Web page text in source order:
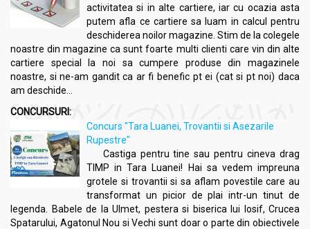
activitatea si in alte cartiere, iar cu ocazia asta
putem afla ce cartiere sa luam in calcul pentru
deschiderea noilor magazine. Stim de la colegele
noastre din magazine ca sunt foarte multi clienti care vin din alte
cartiere special la noi sa cumpere produse din magazinele
noastre, si ne-am gandit ca ar fi benefic pt ei (cat si pt noi) daca
am deschide...
CONCURSURI:
Concurs "Tara Luanei, Trovantii si Asezarile
Rupestre"
Castiga pentru tine sau pentru cineva drag
TIMP in Tara Luanei! Hai sa vedem impreuna
grotele si trovantii si sa aflam povestile care au
transformat un picior de plai intr-un tinut de
legenda. Babele de la Ulmet, pestera si biserica lui Iosif, Crucea
Spatarului, Agatonul Nou si Vechi sunt doar o parte din obiectivele